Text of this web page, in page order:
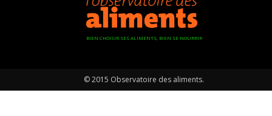
BIEN CHOISIR SES ALIMENTS, BIEN SE NOURRIR
© 2015 Observatoire des aliments.